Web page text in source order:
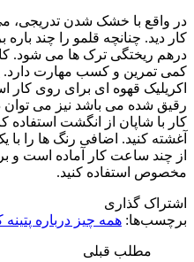
در واقع با خشک شدن تدریجی،
کار دید. چنانچه قلمو را چند
درهم ریختگی ترک ها می شود. کار
کمی تمرین و کسب مهارت
اکریلیک قهوه ای برای روی کار
رقیق شده می باشد نیز می توان
کار با شاپان از انگشت استفاده
آغشته کنید. اضافی رنگ ها را
از چند ساعت کار آماده است و
مخصوص استفاده کنید.
اشتراک گذاری
برچسب‌ها: همه چیز درباره
مطلب قبلی